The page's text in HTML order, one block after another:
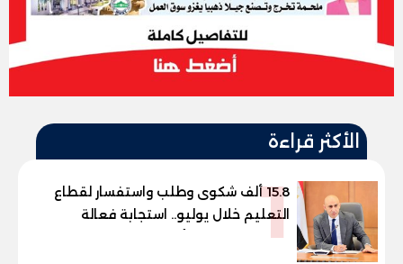
الأكثر قراءة
115.8 ألف شكوى وطلب واستفسار لقطاع
التعليم خلال يوليو.. استجابة فعالة
لشكاوى الطلاب وأولياء الأمور